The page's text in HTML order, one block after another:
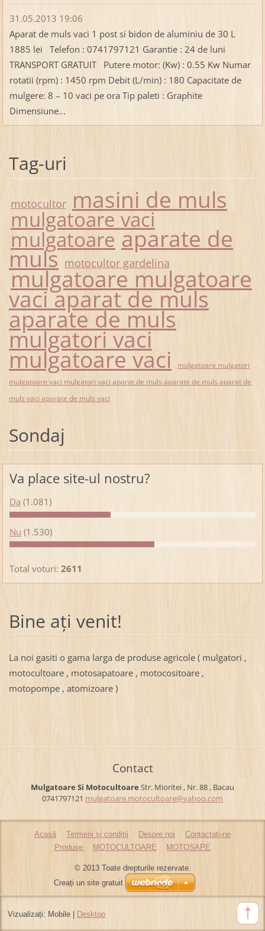
31.05.2013 19:06
Aparat de muls vaci 1 post si bidon de aluminiu de 30 L
1885 lei Telefon : 0741797121 Garantie : 24 de luni
TRANSPORT GRATUIT Putere motor: (Kw) : 0.55 Kw Numar
rotatii (rpm) : 1450 rpm Debit (L/min) : 180 Capacitate de
mulgere: 8 – 10 vaci pe ora Tip paleti : Graphite
Dimensiune...
Tag-uri
motocultor masini de muls
mulgatoare vaci
mulgatoare aparate de
muls motocultor gardelina
mulgatoare mulgatoare
vaci aparat de muls
aparate de muls
mulgatori vaci
mulgatoare vaci
mulgatoare mulgatori
mulgatoare vaci mulgatori vaci aparat de muls aparate de muls aparat de
muls vaci aparate de muls vaci
Sondaj
Va place site-ul nostru?
Da (1.081)
Nu (1.530)
Total voturi: 2611
Bine aţi venit!
La noi gasiti o gama larga de produse agricole ( mulgatori ,
motocultoare , motosapatoare , motocositoare ,
motopompe , atomizoare )
Contact
Mulgatoare Si Motocultoare Str. Mioritei , Nr. 88 , Bacau
0741797121 mulgatoare.motocultoare@yahoo.com
Acasă Termeni şi condiţii Despre noi
Contactaţi-ne
Produse
MOTOCULTOARE MOTOSAPE
© 2013 Toate drepturile rezervate.
Creați un site gratuit
Vizualizați: Mobile| Desktop